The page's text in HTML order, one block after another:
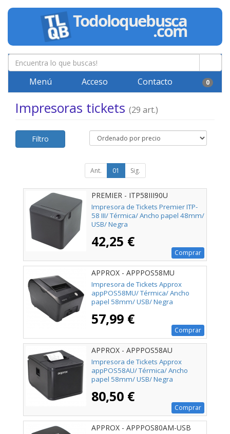
Menú Acceso Contacto 0
Impresoras tickets (29 art.)
Filtro
Ant. 01 Sig.
PREMIER - ITP58III90U
Impresora de Tickets Premier ITP-
58 III/ Térmica/ Ancho papel 48mm/
USB/ Negra
42,25 €
Comprar
APPROX - APPPOS58MU
Impresora de Tickets Approx
appPOS58MU/ Térmica/ Ancho
papel 58mm/ USB/ Negra
57,99 €
Comprar
APPROX - APPPOS58AU
Impresora de Tickets Approx
appPOS58AU/ Térmica/ Ancho
papel 58mm/ USB/ Negra
80,50 €
Comprar
APPROX - APPPOS80AM-USB